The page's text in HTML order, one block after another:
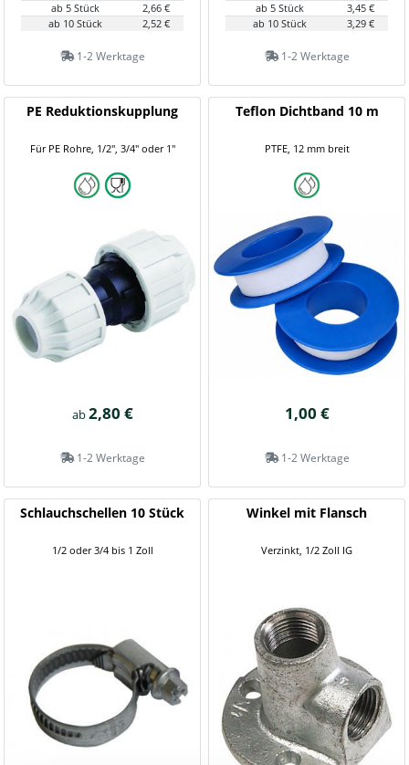
ab 5 Stück
2,66 €
ab 10 Stück
2,52 €
1-2 Werktage
ab 5 Stück
3,45 €
ab 10 Stück
3,29 €
1-2 Werktage
PE Reduktionskupplung
Für PE Rohre, 1/2", 3/4" oder 1"
ab2,80 €
1-2 Werktage
Teflon Dichtband 10 m
PTFE, 12 mm breit
1,00 €
1-2 Werktage
Schlauchschellen 10 Stück
1/2 oder 3/4 bis 1 Zoll
Winkel mit Flansch
Verzinkt, 1/2 Zoll IG